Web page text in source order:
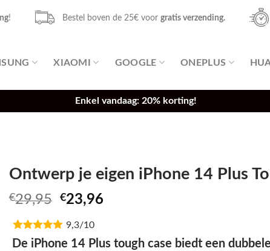
! Bestel boven de 25€ voor gratis verzending.
XIAOMI GOOGLE ONEPLUS
Enkel vandaag: 20% korting!
Ontwerp je eigen iPhone 14 Plus
€29,95 Oorspronkelijke
was:
€29,95.
€23,96
€23,96.
9,3/10
De iPhone 14 Plus tough case biedt een